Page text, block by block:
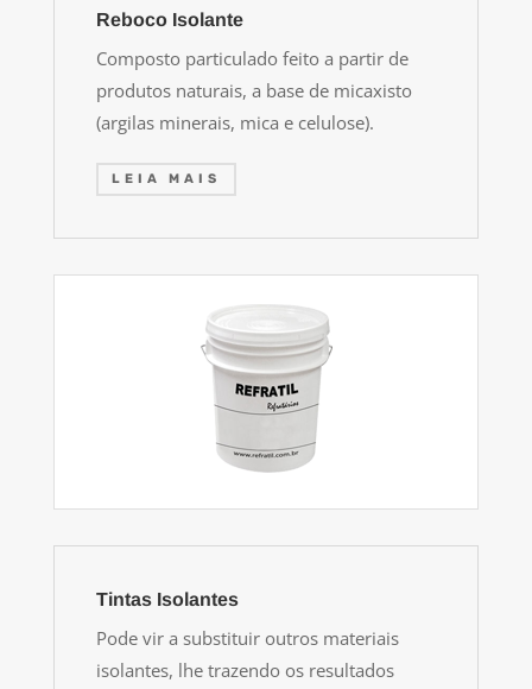
Reboco Isolante
Composto particulado feito a partir de
produtos naturais, a base de micaxisto
(argilas minerais, mica e celulose).
LEIA MAIS
Tintas Isolantes
Pode vir a substituir outros materiais
isolantes, lhe trazendo os resultados